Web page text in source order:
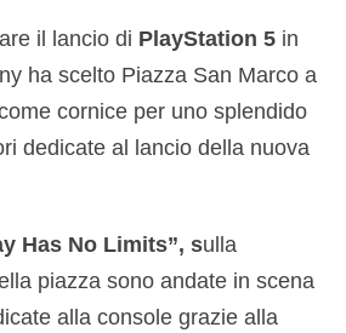
il lancio di PlayStation 5 in
ha scelto Piazza San Marco a
cornice per uno splendido
dedicate al lancio della nuova
Has No Limits”, sulla
piazza sono andate in scena
alla console grazie alla